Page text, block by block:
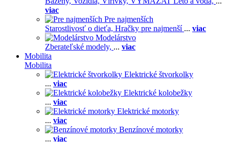
viac
Pre najmenších
Starostlivosť o dieťa, Hračky pre najmenší ... viac
Modelárstvo
Zberateľské modely, ... viac
Mobilita
Mobilita
Elektrické štvorkolky
... viac
Elektrické kolobežky
... viac
Elektrické motorky
... viac
Benzínové motorky
... viac